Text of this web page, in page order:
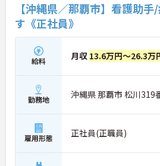
【沖縄県／那覇市】看護助
す《正社員》
給料 月収 13.6万円～26.3万
勤務地 沖縄県 那覇市 松川319
雇用形態 正社員(正職員)